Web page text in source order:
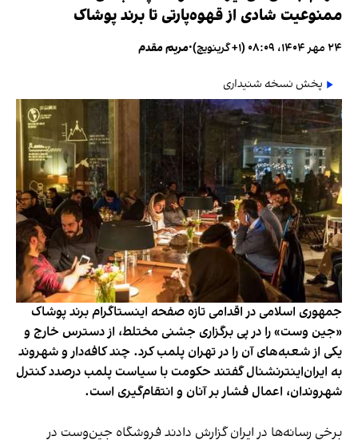
ممنوعیت شادی از قهوه‌پارتی تا برند پوشاک
۲۴ مهر ۱۴۰۴، ۰۸:۰۹ (‎+۱ گرینویچ) •مریم مقدم
پخش نسخه شنیداری
جمهوری اسلامی در اقدامی تازه صفحه اینستاگرام برند پوشاک
«جین وست» را در پی برگزاری جشنی مختلط، از دسترس خارج و
یکی از شعبه‌های آن را در تهران پلمب کرد. چند کافه‌‌دار و شهروند
به ایران‌اینترنشنال گفتند حکومت با سیاست پلمب درصدد کنترل
شهروندان، اعمال فشار بر آنان و انتقام‌گیری است.
برخی رسانه‌ها در ایران گزارش دادند فروشگاه جین‌وست در